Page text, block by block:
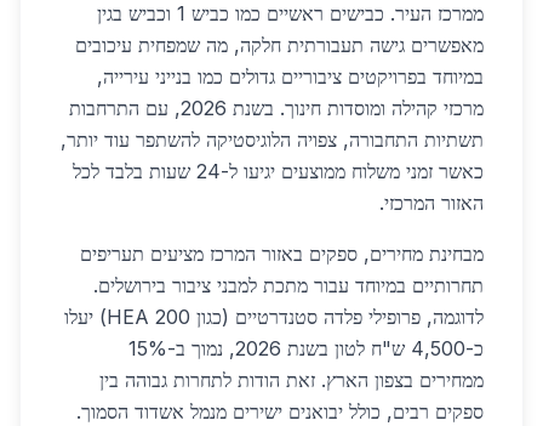
ממרכז העיר. כבישים ראשיים כמו כביש 1 וכביש בגין
מאפשרים גישה תעבורתית חלקה, מה שמפחית עיכובים
במיוחד בפרויקטים ציבוריים גדולים כמו בנייני עירייה,
מרכזי קהילה ומוסדות חינוך. בשנת 2026, עם התרחבות
תשתיות התחבורה, צפויה הלוגיסטיקה להשתפר עוד יותר,
כאשר זמני משלוח ממוצעים יגיעו ל-24 שעות בלבד לכל
האזור המרכזי.
מבחינת מחירים, ספקים באזור המרכז מציעים תעריפים
תחרותיים במיוחד עבור מתכת למבני ציבור בירושלים.
לדוגמה, פרופילי פלדה סטנדרטיים (כגון HEA 200) יעלו
כ-4,500 ש"ח לטון בשנת 2026, נמוך ב-15%
ממחירים בצפון הארץ. זאת הודות לתחרות גבוהה בין
ספקים רבים, כולל יבואנים ישירים מנמל אשדוד הסמוך.